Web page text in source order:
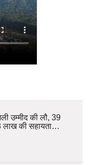
उम्मीद की लौ, 39
लाख की सहायता…